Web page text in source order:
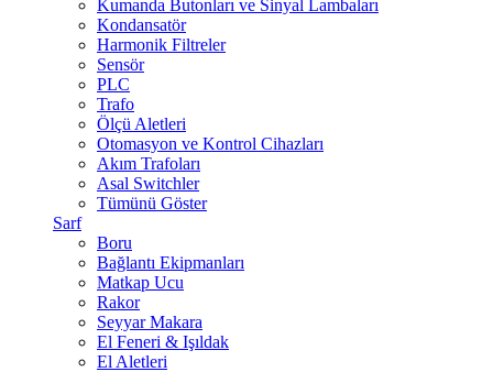
Kumanda Butonları ve Sinyal Lambaları
Kondansatör
Harmonik Filtreler
Sensör
PLC
Trafo
Ölçü Aletleri
Otomasyon ve Kontrol Cihazları
Akım Trafoları
Asal Switchler
Tümünü Göster
Sarf
Boru
Bağlantı Ekipmanları
Matkap Ucu
Rakor
Seyyar Makara
El Feneri & Işıldak
El Aletleri